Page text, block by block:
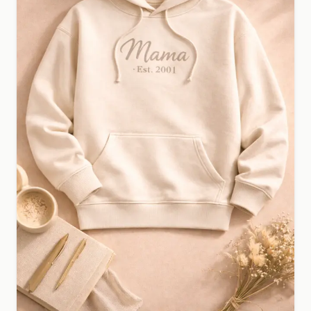
Upload je ontwerp en ontvang een professioneel en
uniek resultaat.